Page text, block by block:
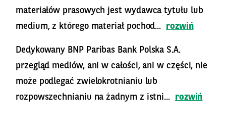
materiałów prasowych jest wydawca tytułu lub
medium, z którego materiał pochod...
rozwiń
Dedykowany BNP Paribas Bank Polska S.A.
przegląd mediów, ani w całości, ani w części, nie
może podlegać zwielokrotnianiu lub
rozpowszechnianiu na żadnym z istni...
rozwiń